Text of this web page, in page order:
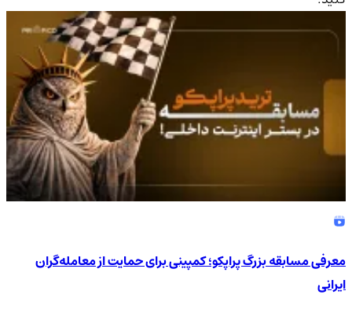
4.9/5
معرفی مسابقه بزرگ پراپکو؛ کمپینی برای حمایت از معامله‌گران
ایرانی